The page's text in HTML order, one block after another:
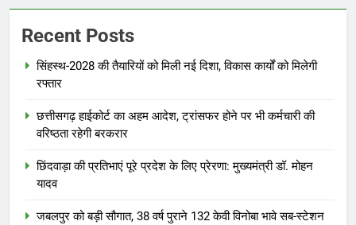
Recent Posts
सिंहस्थ-2028 की तैयारियों को मिली नई दिशा, विकास कार्यों को मिलेगी
रफ्तार
छत्तीसगढ़ हाईकोर्ट का अहम आदेश, ट्रांसफर होने पर भी कर्मचारी की
वरिष्ठता रहेगी बरकरार
छिंदवाड़ा की प्रतिभाएं पूरे प्रदेश के लिए प्रेरणा: मुख्यमंत्री डॉ. मोहन
यादव
जबलपुर को बड़ी सौगात, 38 वर्ष पुराने 132 केवी विनोबा भावे सब-स्टेशन